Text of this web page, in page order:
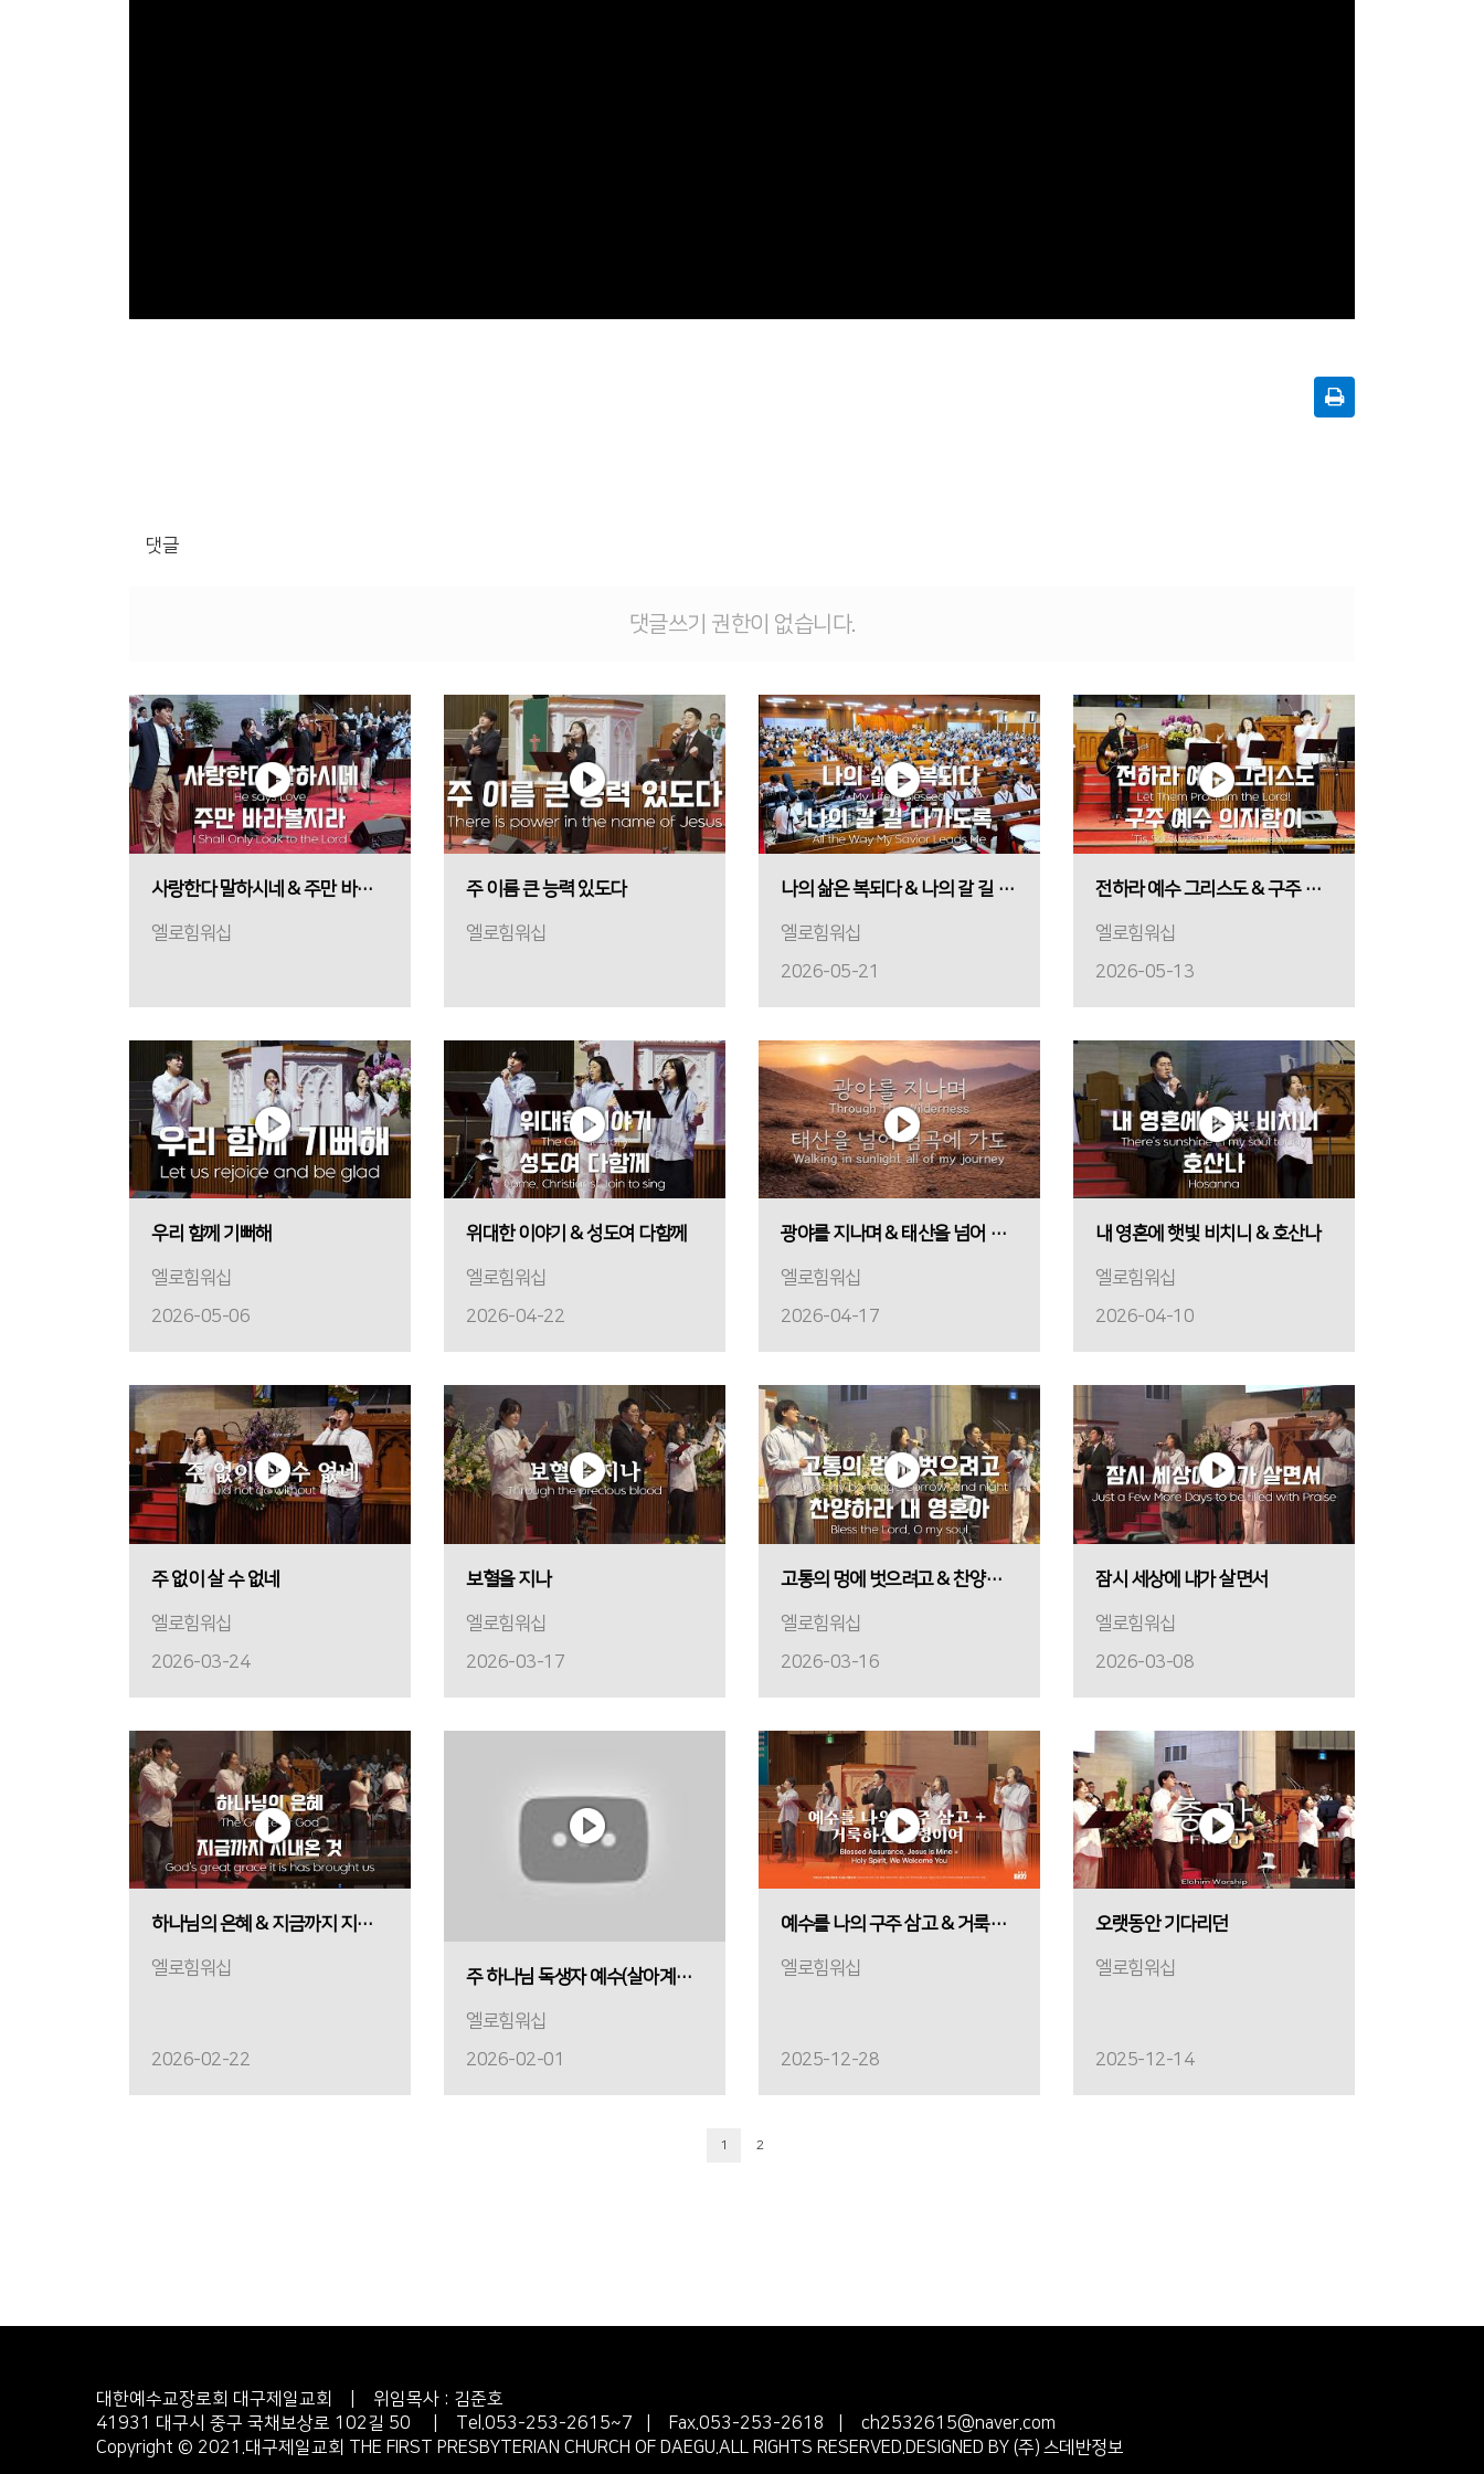
댓글
댓글쓰기 권한이 없습니다.
사랑한다 말하시네 & 주만 바라볼지라
엘로힘워십
주 이름 큰 능력 있도다
엘로힘워십
나의 삶은 복되다 & 나의 갈 길 다 가도록
엘로힘워십
2026-05-21
전하라 예수 그리스도 & 구주 예수 의지함이
엘로힘워십
2026-05-13
우리 함께 기뻐해
엘로힘워십
2026-05-06
위대한 이야기 & 성도여 다함께
엘로힘워십
2026-04-22
광야를 지나며 & 태산을 넘어 험곡에 가도
엘로힘워십
2026-04-17
내 영혼에 햇빛 비치니 & 호산나
엘로힘워십
2026-04-10
주 없이 살 수 없네
엘로힘워십
2026-03-24
보혈을 지나
엘로힘워십
2026-03-17
고통의 멍에 벗으려고 & 찬양하라 내 영혼아
엘로힘워십
2026-03-16
잠시 세상에 내가 살면서
엘로힘워십
2026-03-08
하나님의 은혜 & 지금까지 지내온 것
엘로힘워십
2026-02-22
주 하나님 독생자 예수(살아계신 주)ㅣ엘로힘워십
엘로힘워십
2026-02-01
예수를 나의 구주 삼고 & 거룩하신 성령이여
엘로힘워십
2025-12-28
오랫동안 기다리던
엘로힘워십
2025-12-14
1 2
대한예수교장로회 대구제일교회 | 위임목사 : 김준호
41931 대구시 중구 국채보상로 102길 50 | Tel.053-253-2615~7 | Fax.053-253-2618 | ch2532615@naver.com
Copyright © 2021.대구제일교회 THE FIRST PRESBYTERIAN CHURCH OF DAEGU.ALL RIGHTS RESERVED.DESIGNED BY (주) 스데반정보